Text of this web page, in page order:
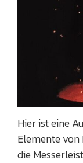
Hier ist eine
Elemente
die